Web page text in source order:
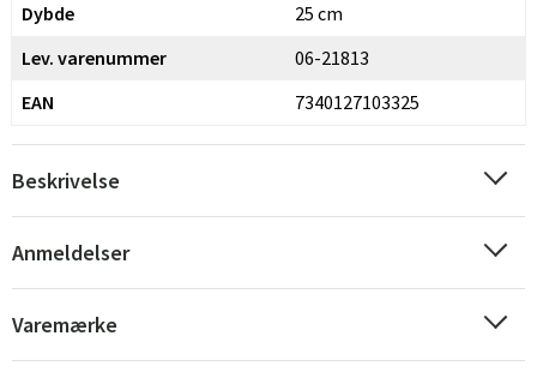
Dybde
25 cm
Lev. varenummer
06-21813
EAN
7340127103325
Beskrivelse
Anmeldelser
Varemærke